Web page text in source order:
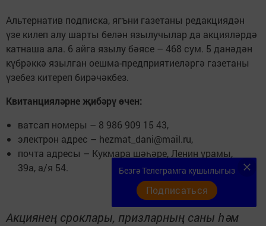
Альтернатив подписка, ягъни газетаны редакциядән
үзе килеп алу шарты белән язылучылар да акцияләрдә
катнаша ала. 6 айга язылу бәясе – 468 сум. 5 данәдән
күбрәккә язылган оешма-предприятиеләргә газетаны
үзебез китереп бирәчәкбез.
Квитанцияләрне җибәрү өчен:
ватсап номеры – 8 986 909 15 43,
электрон адрес – hezmat_dani@mail.ru,
почта адресы – Кукмара шәһәре, Ленин урамы,
39а, а/я 54.
Акциянең сроклары, призларның саны һәм
Безгә Телеграмга кушылыгыз
Подписаться